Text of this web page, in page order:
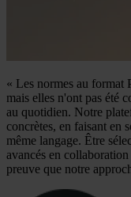
« Les normes au format
mais elles n'ont pas été
au quotidien. Notre
concrètes, en faisant en
même langage. Être
avancés en
preuve que notre